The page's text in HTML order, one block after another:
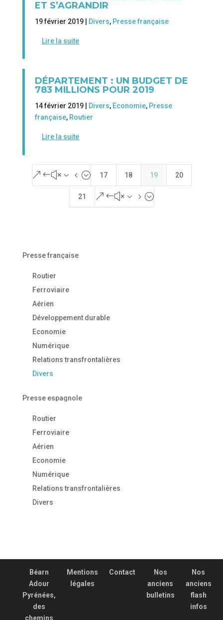
ET S’AGRANDIR
19 février 2019 | Divers, Presse française
Lire la suite
DÉPARTEMENT : UN BUDGET DE
783 MILLIONS POUR 2019
14 février 2019 | Divers, Economie, Presse
française, Routier
Lire la suite
&#x34; 17 18 19 20
21 &#x35;
Presse française
Routier
Ferroviaire
Aérien
Développement durable
Economie
Numérique
Relations transfrontalières
Divers
Presse espagnole
Routier
Ferroviaire
Aérien
Economie
Numérique
Relations transfrontalières
Divers
Béarn
Adour
Pyrénées,
des
chemins
Mentions
légales
Contact
Nos
anciens
bulletins
Nos
anciens
flash
infos